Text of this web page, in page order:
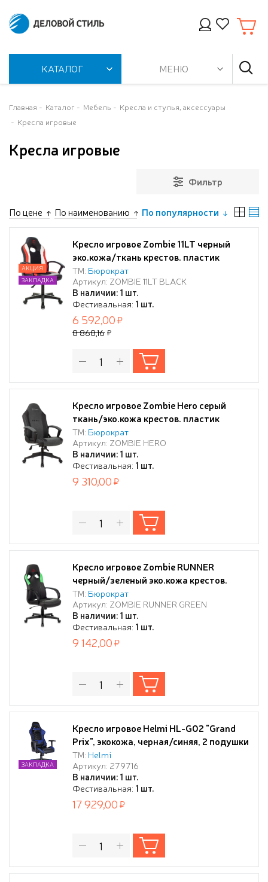
КАТАЛОГ МЕНЮ
Главная Каталог Мебель
Кресла и стулья, аксессуары
Кресла игровые
Кресла игровые
Фильтр
По цене По наименованию По популярности
Кресло игровое Zombie 11LT черный
эко.кожа/ткань крестов. пластик
черный
ТМ: Бюрократ
Артикул: ZOMBIE 11LT BLACK
В наличии: 1 шт.
Фестивальная: 1 шт.
АКЦИЯ
ЗАКЛАДКА
6 592,00
8 868,16
Кресло игровое Zombie Hero серый
ткань/эко.кожа крестов. пластик
ТМ: Бюрократ
Артикул: ZOMBIE HERO
В наличии: 1 шт.
Фестивальная: 1 шт.
9 310,00
Кресло игровое Zombie RUNNER
черный/зеленый эко.кожа крестов.
пластик
ТМ: Бюрократ
Артикул: ZOMBIE RUNNER GREEN
В наличии: 1 шт.
Фестивальная: 1 шт.
9 142,00
Кресло игровое Helmi HL-G02 "Grand
Prix", экокожа, черная/синяя, 2 подушки
ТМ: Helmi
Артикул: 279716
В наличии: 1 шт.
Фестивальная: 1 шт.
ЗАКЛАДКА
17 929,00